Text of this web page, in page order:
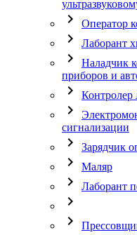
chevron_right Оператор
chevron_right Лаборант
chevron_right
Наладчик
приборов и
chevron_right Контролер
chevron_right
сигнализации
chevron_right Зарядчик
chevron_right Маляр
chevron_right Лаборант
chevron_right
chevron_right